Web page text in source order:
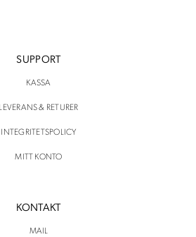
SUPPORT
KASSA
LEVERANS & RETURER
INTEGRITETSPOLICY
MITT KONTO
KONTAKT
MAIL